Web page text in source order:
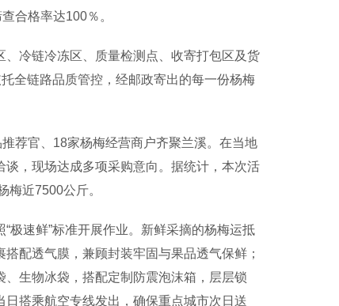
合格率达100％。
冷链冷冻区、质量检测点、收寄打包区及货
全链路品质管控，经邮政寄出的每一份杨梅
官、18家杨梅经营商户齐聚兰溪。在当地
，现场达成多项采购意向。据统计，本次活
梅近7500公斤。
速鲜”标准开展作业。新鲜采摘的杨梅运抵
配透气膜，兼顾封装牢固与果品透气保鲜；
生物冰袋，搭配定制防震泡沫箱，层层锁
搭乘航空专线发出，确保重点城市次日送